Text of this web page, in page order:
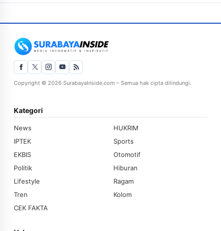
Copyright © 2026 SurabayaInside.com – Semua hak cipta dilindungi.
Kategori
News
HUKRIM
IPTEK
Sports
EKBIS
Otomotif
Politik
Hiburan
Lifestyle
Ragam
Tren
Kolom
CEK FAKTA